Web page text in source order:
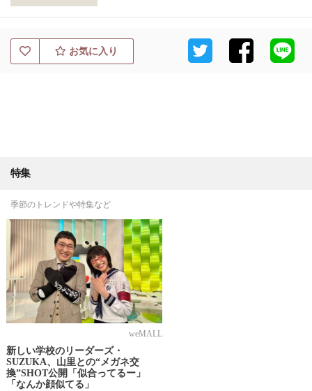
お気に入り
特集
季節のトレンドや特集など
weMALL
新しい学校のリーダーズ・
SUZUKA、山里との“メガネ交
換”SHOT公開「似合ってるー」
「なんか顔似てる」